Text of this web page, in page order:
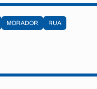
MORADOR RUA